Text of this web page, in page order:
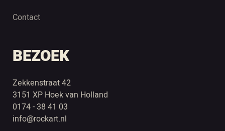
Contact
BEZOEK
Zekkenstraat 42
3151 XP Hoek van Holland
0174 - 38 41 03
info@rockart.nl